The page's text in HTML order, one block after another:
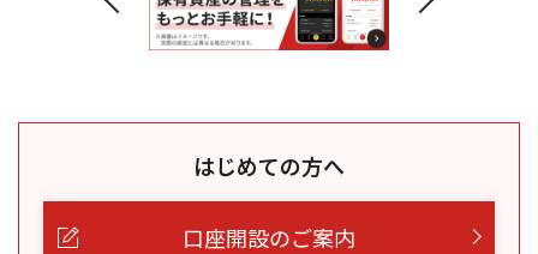
はじめての方へ
口座開設のご案内